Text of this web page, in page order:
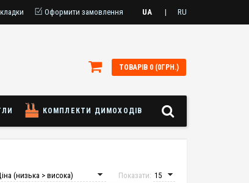
Оформити замовлення UA | RU
ТОВАРІВ 0 (0ГРН.)
КОМПЛЕКТИ ДИМОХОДІВ
Показати: